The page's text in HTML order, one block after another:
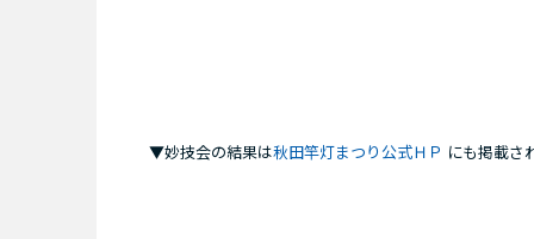
▼妙技会の結果は秋田竿灯まつり公式ＨＰ にも掲載さ